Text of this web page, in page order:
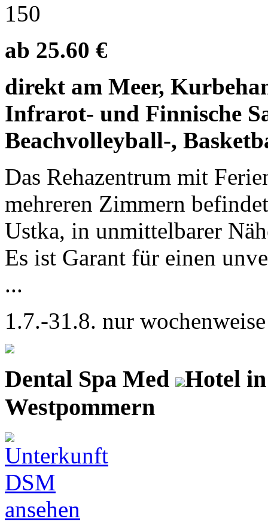
150
ab 25.60 €
direkt am Meer,
Infrarot- und Finnische
Beachvolleyball-,
Das Rehazentrum mit
mehreren Zimmern
Ustka, in unmittelbarer
Es ist Garant für einen
...
1.7.-31.8. nur
Dental Spa Med Hotel
Westpommern